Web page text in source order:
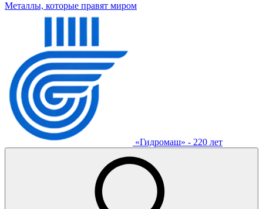
Металлы, которые правят миром
«Гидромаш» - 220 лет